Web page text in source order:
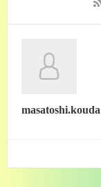
masatoshi.kouda